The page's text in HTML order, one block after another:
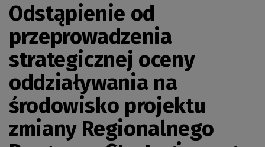
Odstąpienie od
przeprowadzenia
strategicznej oceny
oddziaływania na
środowisko projektu
zmiany Regionalnego